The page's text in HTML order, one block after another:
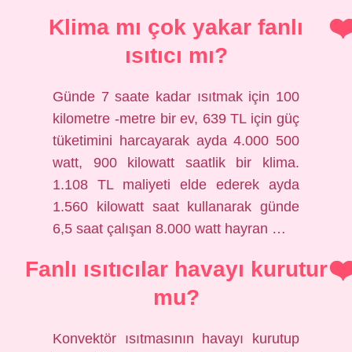
Klima mı çok yakar fanlı
ısıtıcı mı?
Günde 7 saate kadar ısıtmak için 100
kilometre -metre bir ev, 639 TL için güç
tüketimini harcayarak ayda 4.000 500
watt, 900 kilowatt saatlik bir klima.
1.108 TL maliyeti elde ederek ayda
1.560 kilowatt saat kullanarak günde
6,5 saat çalışan 8.000 watt hayran …
Fanlı ısıtıcılar havayı kurutur
mu?
Konvektör ısıtmasının havayı kurutup